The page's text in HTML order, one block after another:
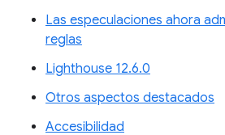
Las especulaciones ahora
reglas
Lighthouse 12.6.0
Otros aspectos destacados
Accesibilidad